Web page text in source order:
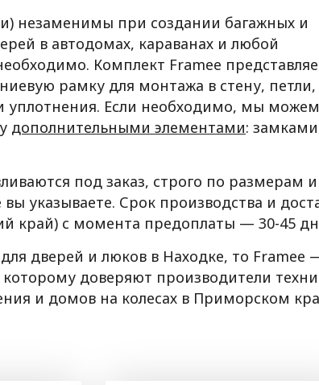
незаменимы при создании багажных и
в автодомах, караванах и любой
Комплект Framee
рамку для монтажа в стену, петли,
уплотнения. Если необходимо, мы можем
дополнительными элементами:
под заказ, строго по размерам и
указываете. Срок производства и
край) с момента предоплаты — 30-45
дверей и люков в Находке, то Framee
доверяют производители
и домов на колесах в Приморском